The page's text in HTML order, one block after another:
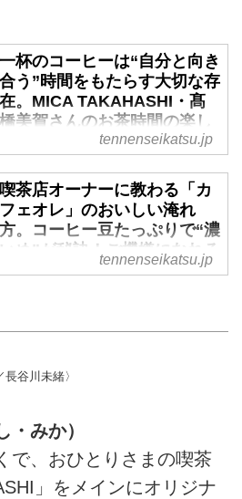
一杯のコーヒーは“自分と向き
合う”時間をもたらす大切な存
在。MICA TAKAHASHI・髙
橋美賀さんのお茶時間の楽し
みとおすすめ菓子 - 天然生活
東京・新宿御苑の森の近くで喫茶
店を営む「MICA TAKAHASHI」
の髙橋美賀さんにお茶時間の楽し
みをお聞きしました。（『天然生
活』2025年7月号掲載）
tennenseikatsu.jp
喫茶店オーナーに教わる「カ
フェオレ」のおいしい淹れ
方。コーヒー豆たっぷりで“濃
いめ”が秘訣！ご機嫌になれる
一杯／MICA TAKAHASHI・
みや、カフェオレのおいしい淹れ
活』2025年7月号掲載）
tennenseikatsu.jp
谷川未緒〉
・みか）
で、おひとりさまの喫茶
」をメインにオリジナ